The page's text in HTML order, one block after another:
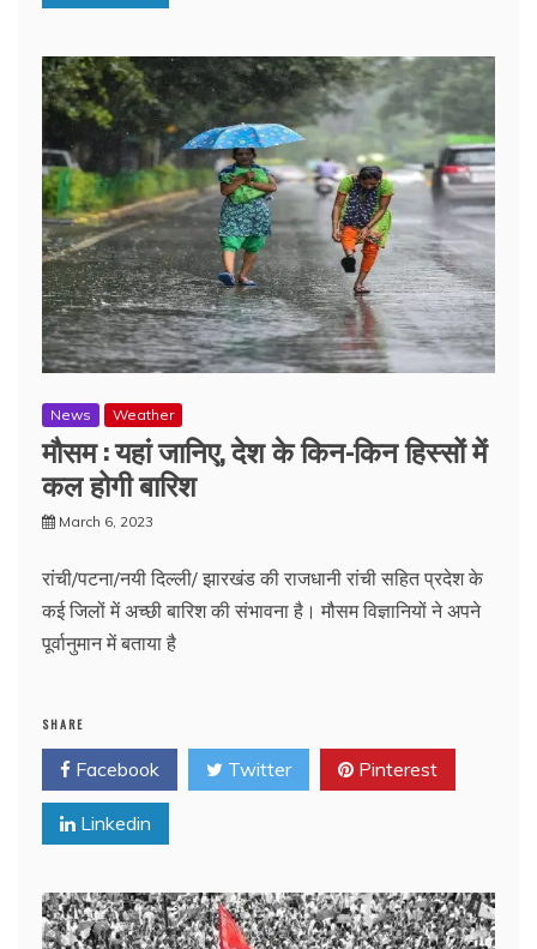
News Weather
मौसम : यहां जानिए, देश के किन-किन हिस्सों में
कल होगी बारिश
March 6, 2023
रांची/पटना/नयी दिल्ली/ झारखंड की राजधानी रांची सहित प्रदेश के
कई जिलों में अच्छी बारिश की संभावना है। मौसम विज्ञानियों ने अपने
पूर्वानुमान में बताया है
SHARE
Facebook Twitter Pinterest
Linkedin